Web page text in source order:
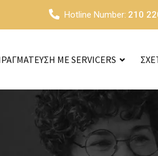
Hotline Number: 210
ΜΕ SERVICERS